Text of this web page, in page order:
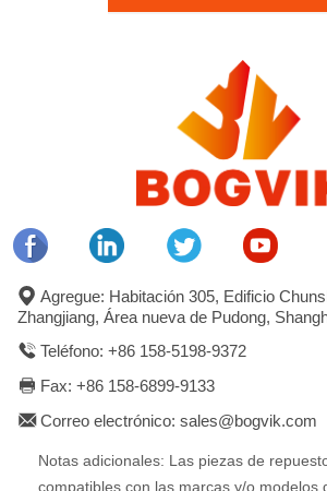
Agregue: Habitación 305, Edificio
Zhangjiang, Área nueva de Pudong,
Teléfono: +86 158-5198-9372
Fax: +86 158-6899-9133
Correo electrónico: sales@bogvik.com
Notas adicionales: Las piezas de
compatibles con las marcas y/o modelos